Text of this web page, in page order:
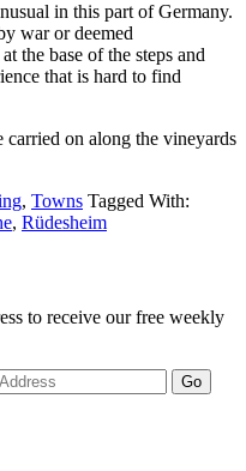
in this part of Germany.
war or deemed
the base of the steps and
that is hard to find
on along the vineyards
, Towns Tagged With:
, Rüdesheim
to receive our free weekly